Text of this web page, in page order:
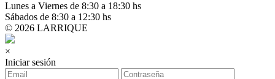
Lunes a Viernes de 8:30 a 18:30 hs
Sábados de 8:30 a 12:30 hs
© 2026 LARRIQUE
×
Iniciar sesión